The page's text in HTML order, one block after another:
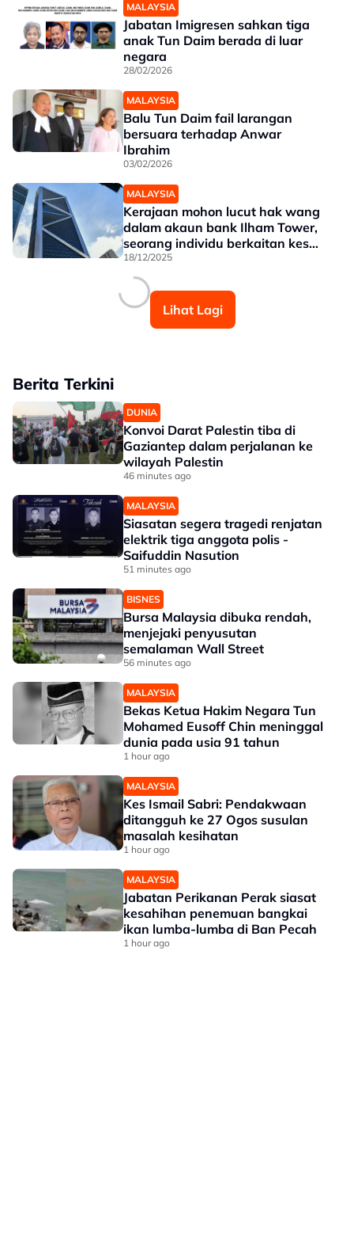
MALAYSIA
Jabatan Imigresen sahkan tiga
anak Tun Daim berada di luar
negara
28/02/2026
MALAYSIA
Balu Tun Daim fail larangan
bersuara terhadap Anwar
Ibrahim
03/02/2026
MALAYSIA
Kerajaan mohon lucut hak wang
dalam akaun bank Ilham Tower,
seorang individu berkaitan kes
Tun Daim
18/12/2025
Lihat Lagi
Berita Terkini
DUNIA
Konvoi Darat Palestin tiba di
Gaziantep dalam perjalanan ke
wilayah Palestin
46 minutes ago
MALAYSIA
Siasatan segera tragedi renjatan
elektrik tiga anggota polis -
Saifuddin Nasution
51 minutes ago
BISNES
Bursa Malaysia dibuka rendah,
menjejaki penyusutan
semalaman Wall Street
56 minutes ago
MALAYSIA
Bekas Ketua Hakim Negara Tun
Mohamed Eusoff Chin meninggal
dunia pada usia 91 tahun
1 hour ago
MALAYSIA
Kes Ismail Sabri: Pendakwaan
ditangguh ke 27 Ogos susulan
masalah kesihatan
1 hour ago
MALAYSIA
Jabatan Perikanan Perak siasat
kesahihan penemuan bangkai
ikan lumba-lumba di Ban Pecah
1 hour ago